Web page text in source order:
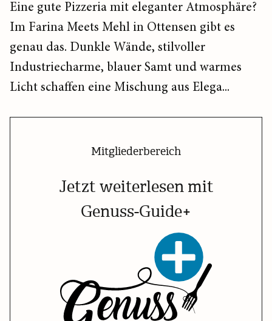
Eine gute Pizzeria mit eleganter Atmosphäre?
Im Farina Meets Mehl in Ottensen gibt es
genau das. Dunkle Wände, stilvoller
Industriecharme, blauer Samt und warmes
Licht schaffen eine Mischung aus Elega...
Mitgliederbereich
Jetzt weiterlesen mit
Genuss-Guide+